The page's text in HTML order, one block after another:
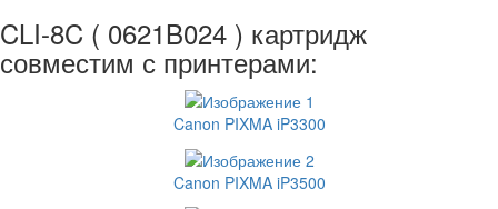
CLI-8C ( 0621B024 ) картридж
совместим с принтерами:
Canon PIXMA iP3300
Canon PIXMA iP3500